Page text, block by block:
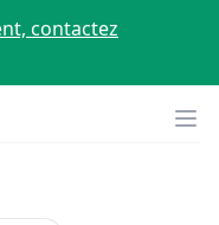
contactez